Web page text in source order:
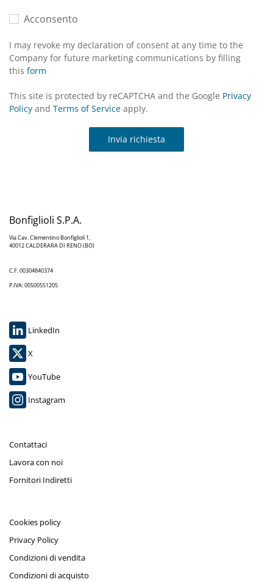
Acconsento
I may revoke my declaration of consent at any time to the
Company for future marketing communications by filling
this form
This site is protected by reCAPTCHA and the Google Privacy
Policy and Terms of Service apply.
Invia richiesta
Bonfiglioli S.P.A.
Via Cav. Clementino Bonfiglioli 1,
40012 CALDERARA DI RENO (BO)
C.F. 00304840374
P.IVA: 00500551205
LinkedIn
X
YouTube
Instagram
Contattaci
Lavora con noi
Fornitori Indiretti
Cookies policy
Privacy Policy
Condizioni di vendita
Condizioni di acquisto